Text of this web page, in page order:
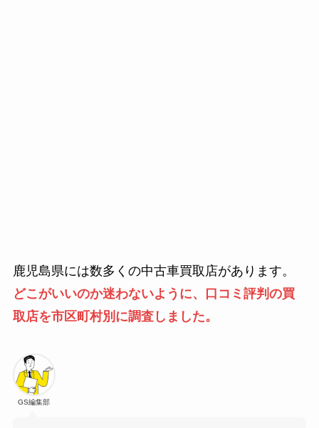
鹿児島県には数多くの中古車買取店があります。
どこがいいのか迷わないように、口コミ評判の買
取店を市区町村別に調査しました。
GS編集部